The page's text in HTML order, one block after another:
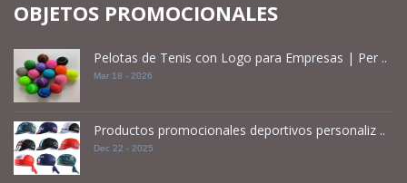
OBJETOS PROMOCIONALES
Pelotas de Tenis con Logo para Empresas | Per ..
Mar 18 - 2026
Productos promocionales deportivos personaliz ..
Dec 22 - 2025